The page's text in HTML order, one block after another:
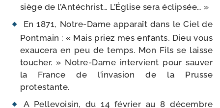
siège de l’Antéchrist… L’Église sera éclipsée… »
En 1871, Notre-​Dame appa­raît dans le Ciel de
Pontmain : « Mais priez mes enfants, Dieu vous
exau­ce­ra en peu de temps. Mon Fils se laisse
tou­cher. » Notre-​Dame inter­vient pour sau­ver
la France de l’invasion de la Prusse
protestante.
A Pellevoisin, du 14 février au 8 décembre